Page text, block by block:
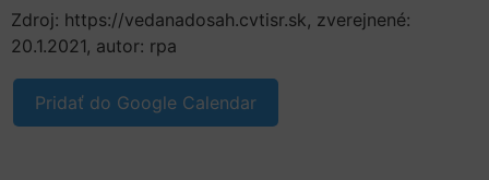
Zdroj: https://vedanadosah.cvtisr.sk, zverejnené:
20.1.2021, autor: rpa
Pridať do Google Calendar